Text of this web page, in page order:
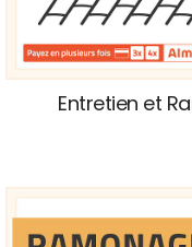
Entretien et